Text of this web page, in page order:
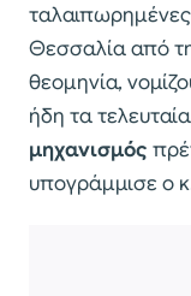
Θεσσαλία από
θεομηνία,
ήδη τα
μηχανισμός
υπογράμμισε ο κ.